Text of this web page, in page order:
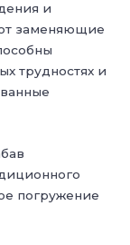
и
заменяющие
трудностях и
погружение